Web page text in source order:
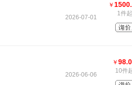
2026-07-01
￥
1件
2026-06-06
￥
10件